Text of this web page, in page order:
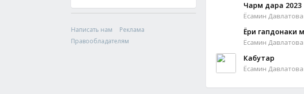
Написать нам
Реклама
Правообладателям
Чарм дара 2023
Ёсамин Давлатова
Ёри гапдонаки
Ёсамин Давлатова
Кабутар
Ёсамин Давлатова